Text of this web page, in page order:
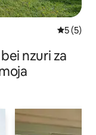
5 (5)
nzuri za